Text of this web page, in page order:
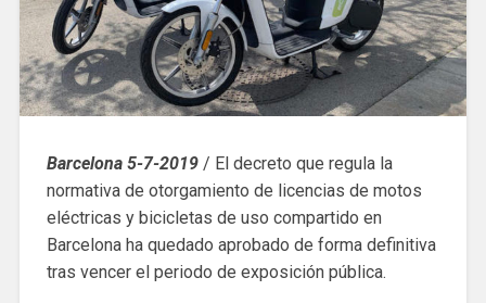
Barcelona 5-7-2019/ El decreto que regula la
normativa de otorgamiento de licencias de motos
eléctricas y bicicletas de uso compartido en
Barcelona ha quedado aprobado de forma definitiva
tras vencer el periodo de exposición pública.